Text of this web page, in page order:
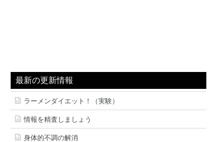
最新の更新情報
ラーメンダイエット！（実験）
情報を精査しましょう
身体的不調の解消